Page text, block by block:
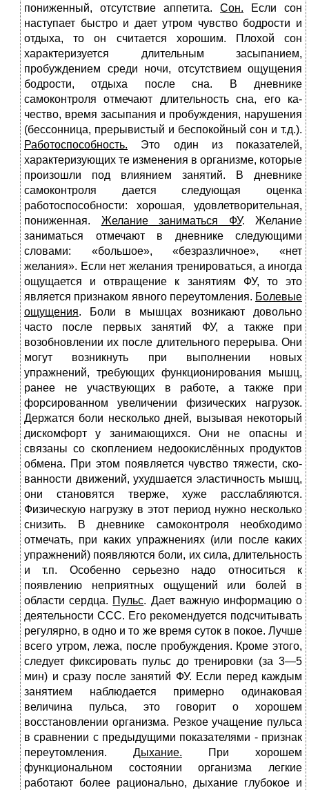
пониженный, отсутствие аппетита. Сон. Если сон
наступает быстро и дает утром чувство бодрости и
отдыха, то он считается хорошим. Плохой сон
характеризуется длительным засыпанием,
пробуждением среди ночи, отсутстви­ем ощущения
бодрости, отдыха после сна. В дневнике
самоконтроля отмечают длительность сна, его ка­
чество, время засыпания и пробуждения, нарушения
(бессонни­ца, прерывистый и беспокойный сон и т.д.).
Работоспособность. Это один из показателей,
характеризую­щих те изменения в организме, которые
произошли под влияни­ем занятий. В дневнике
самоконтроля дается следующая оценка
работоспособности: хорошая, удовлетворительная,
пониженная. Желание заниматься ФУ. Желание
заниматься отмечают в дневнике следующими
словами: «большое», «безразличное», «нет
желания». Если нет желания тренироваться, а иногда
ощущается и отвращение к занятиям ФУ, то это
является признаком явного переутомления. Болевые
ощущения. Боли в мышцах возникают довольно
часто после первых занятий ФУ, а также при
возобновлении их после длительного перерыва. Они
могут воз­никнуть при выполнении новых
упражнений, требующих функ­ционирования мышц,
ранее не участвующих в работе, а также при
форсированном увеличении физических нагрузок.
Держатся боли несколько дней, вызывая некоторый
дискомфорт у занима­ющихся. Они не опасны и
связаны со скоплением недоокислённых продуктов
обмена. При этом появляется чувство тяжести, ско­
ванности движений, ухудшается эластичность мышц,
они стано­вятся тверже, хуже расслабляются.
Физическую нагрузку в этот период нужно несколько
снизить. В дневнике самоконтроля необходимо
отмечать, при каких упражнениях (или после каких
упражнений) появляются боли, их сила, длительность
и т.п. Особенно серьезно надо относить­ся к
появлению неприятных ощущений или болей в
области сердца. Пульс. Дает важную информацию о
деятельности ССС. Его рекомендуется подсчитывать
регулярно, в одно и то же время суток в покое. Лучше
всего утром, лежа, после пробуждения. Кроме этого,
следует фиксировать пульс до трени­ровки (за 3—5
мин) и сразу после занятий ФУ. Если перед каждым
занятием наблюдается примерно одинако­вая
величина пульса, это говорит о хорошем
восстановлении орга­низма. Резкое учащение пульса
в сравнении с предыдущими показа­телями - признак
переутомления. Дыхание. При хорошем
функциональном состоянии организма легкие
работают более рационально, дыхание глубокое и